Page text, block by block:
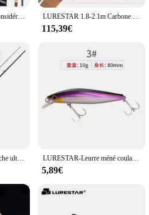
LURESTAR XH732C Considérant la Pêche la plus récente 2.2m 2 Section Leurre WT 12-45g Ligne WT15-40lb XH Power XF Action Leurre plus récent Cannes D'eau Douce LURESTAR 1.8-2.1m Carbone Ultraléger Considérant Leurre Pêche plus récent pour Big Things 2 spam Puissance laissée Leurre WT10-30g Ligne WT8-15lb
115,39€
LURESTAR – canne à pêche ultralégère longue Distance, pour pêche au leurre VIKAS, 2023/1.98/2.01 M, 95g, pièces complètes FUJI, M/ML/MH XF, nouvelle collection 2.07 LURESTAR-Leurre méné coulant S80 avec hameçons, appât Élidéal pour la pêche en eau salée ou douce, nouveau modèle, 80mm de long, 10g
5,89€